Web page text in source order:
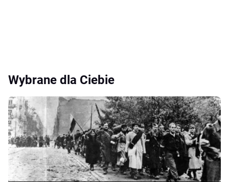
Wybrane dla Ciebie